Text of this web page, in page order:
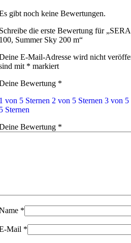
gibt noch keine Bewertungen.
die erste Bewertung für
Summer Sky 200 m“
E-Mail-Adresse wird nicht
mit * markiert
Bewertung *
von 5 Sternen 2 von 5 Sternen 3 von 5
Sternen
Bewertung *
*
Mail *